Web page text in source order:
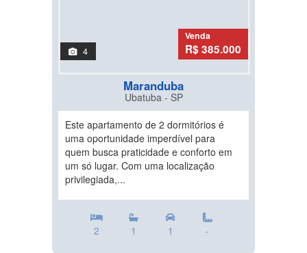
4
Venda
R$ 385.000
Maranduba
Ubatuba - SP
Este apartamento de 2 dormitórios é
uma oportunidade imperdível para
quem busca praticidade e conforto em
um só lugar. Com uma localização
privilegiada,...
2 1 1 -